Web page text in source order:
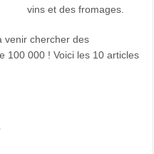
vins et des fromages.
venir chercher des
100 000 ! Voici les 10 articles